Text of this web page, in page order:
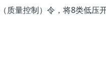
量控制）令，将8类低压